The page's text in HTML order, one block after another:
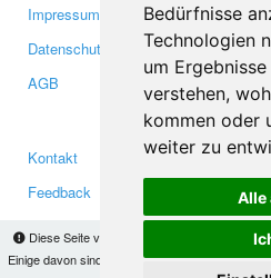
Bedürfnisse
Technologien
um
verstehen,
kommen oder
weiter zu
Alle
Diese Seite verwendet Cookies, um
Einige davon sind notwendig, damit unsere Seite
Impressum
Datenschutzerklärung
AGB
Kontakt
Feedback